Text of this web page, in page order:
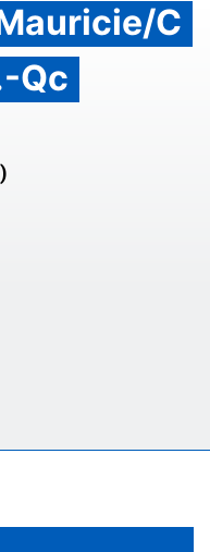
C
Qc